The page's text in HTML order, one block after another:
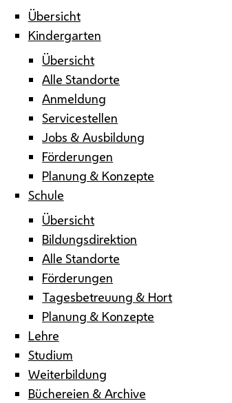
Übersicht
Kindergarten
Übersicht
Alle Standorte
Anmeldung
Servicestellen
Jobs & Ausbildung
Förderungen
Planung & Konzepte
Schule
Übersicht
Bildungsdirektion
Alle Standorte
Förderungen
Tagesbetreuung & Hort
Planung & Konzepte
Lehre
Studium
Weiterbildung
Büchereien & Archive